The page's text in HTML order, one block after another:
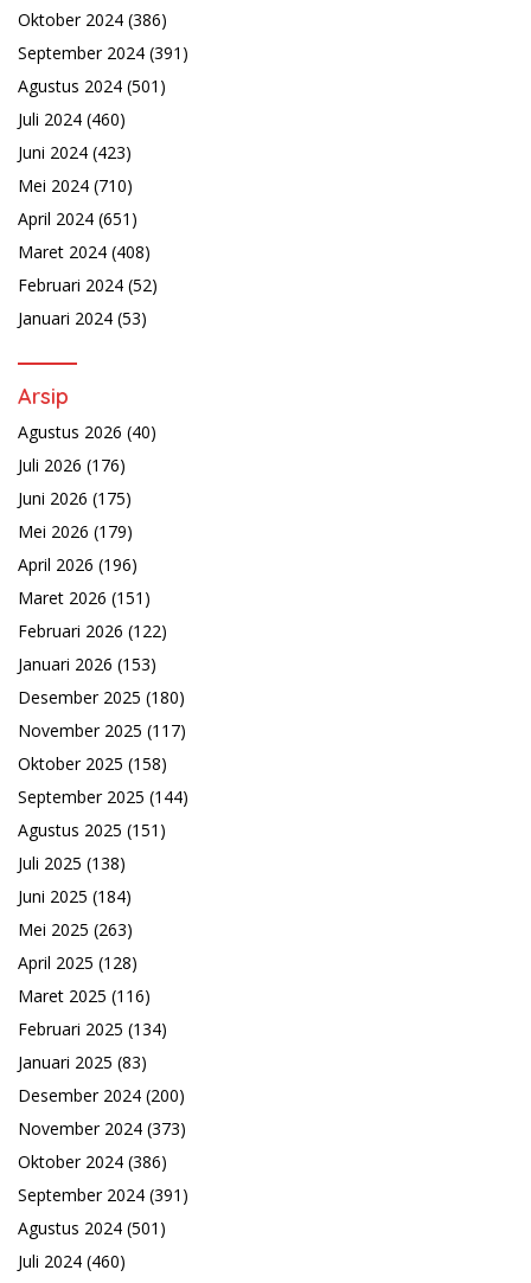
Oktober 2024 (386)
September 2024 (391)
Agustus 2024 (501)
Juli 2024 (460)
Juni 2024 (423)
Mei 2024 (710)
April 2024 (651)
Maret 2024 (408)
Februari 2024 (52)
Januari 2024 (53)
Arsip
Agustus 2026 (40)
Juli 2026 (176)
Juni 2026 (175)
Mei 2026 (179)
April 2026 (196)
Maret 2026 (151)
Februari 2026 (122)
Januari 2026 (153)
Desember 2025 (180)
November 2025 (117)
Oktober 2025 (158)
September 2025 (144)
Agustus 2025 (151)
Juli 2025 (138)
Juni 2025 (184)
Mei 2025 (263)
April 2025 (128)
Maret 2025 (116)
Februari 2025 (134)
Januari 2025 (83)
Desember 2024 (200)
November 2024 (373)
Oktober 2024 (386)
September 2024 (391)
Agustus 2024 (501)
Juli 2024 (460)